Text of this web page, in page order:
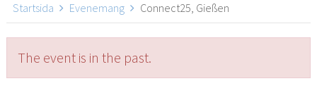
Startsida Evenemang Connect25, Gießen
The event is in the past.